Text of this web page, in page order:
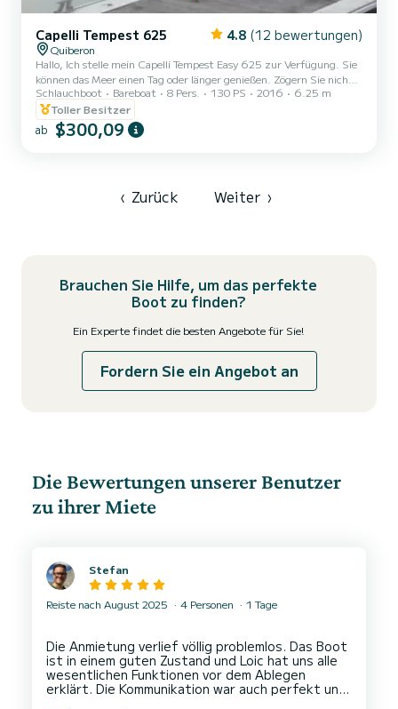
Capelli Tempest 625 4.8 (12 bewertungen)
Quiberon
Hallo, Ich stelle mein Capelli Tempest Easy 625 zur Verfügung. Sie
können das Meer einen Tag oder länger genießen. Zögern Sie nicht,
mich per E-Mail an Samboat zu kontaktieren, um weitere
Informationen zu erhalten.
Schlauchboot Bareboat 8 Pers. 130 PS 2016
6.25 m
Toller Besitzer
ab $300,09
‹ Zurück Weiter ›
Brauchen Sie Hilfe, um das perfekte
Boot zu finden?
Ein Experte findet die besten Angebote für Sie!
Fordern Sie ein Angebot an
Die Bewertungen unserer Benutzer
zu ihrer Miete
Stefan
Reiste nach August 2025 4 Personen 1 Tage
Die Anmietung verlief völlig problemlos. Das Boot
ist in einem guten Zustand und Loic hat uns alle
wesentlichen Funktionen vor dem Ablegen
erklärt. Die Kommunikation war auch perfekt und